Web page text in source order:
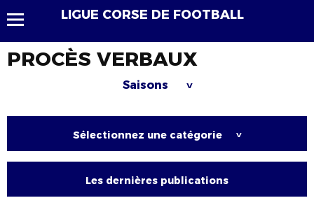
LIGUE CORSE DE FOOTBALL
PROCÈS VERBAUX
Saisons >
Sélectionnez une catégorie >
Les dernières publications